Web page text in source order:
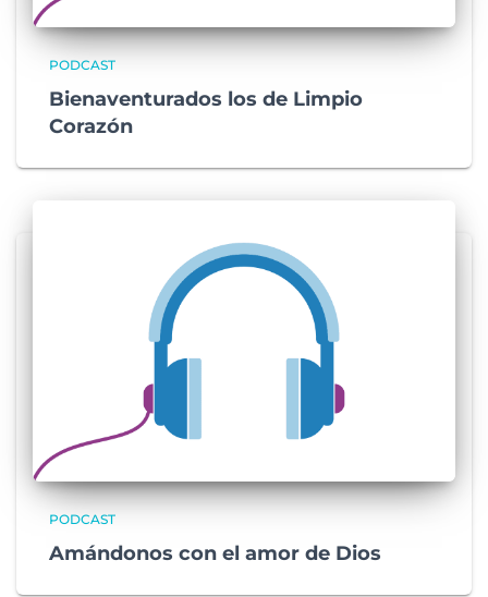
PODCAST
Bienaventurados los de Limpio
Corazón
PODCAST
Amándonos con el amor de Dios